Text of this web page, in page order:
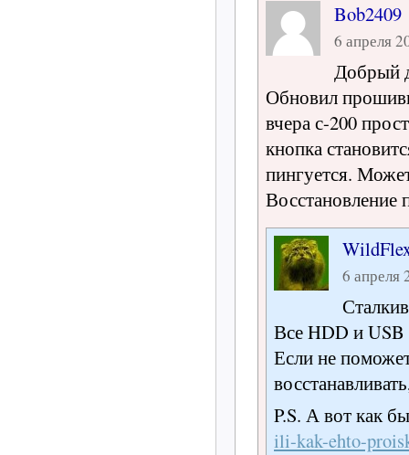
Bob2409
6 апреля
Добрый
Обновил
вчера с-200
кнопка
пингуется.
6 апреля
Все HDD и
Если не
P.S. А вот как
ili-kak-ehto-